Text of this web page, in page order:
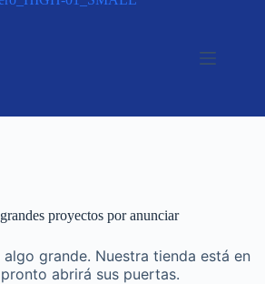
proyectos por anunciar
grande. Nuestra tienda está en
abrirá sus puertas.